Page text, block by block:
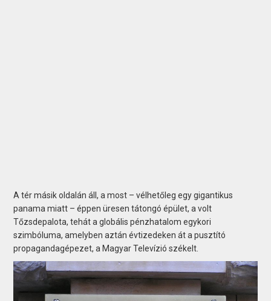
A tér másik oldalán áll, a most – vélhetőleg egy gigantikus
panama miatt – éppen üresen tátongó épület, a volt
Tőzsdepalota, tehát a globális pénzhatalom egykori
szimbóluma, amelyben aztán évtizedeken át a pusztító
propagandagépezet, a Magyar Televízió székelt.